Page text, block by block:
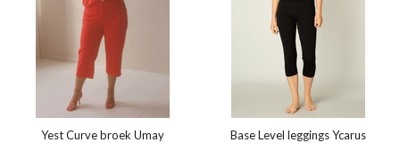
Yest Curve broek Umay
Base Level leggings Ycarus